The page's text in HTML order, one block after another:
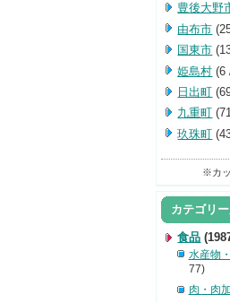
豊後大野
由布市
国東市
姫島村 (6
日出町
九重町
玖珠町
※カ
カテゴリ
食品
水産物
77)
肉・肉